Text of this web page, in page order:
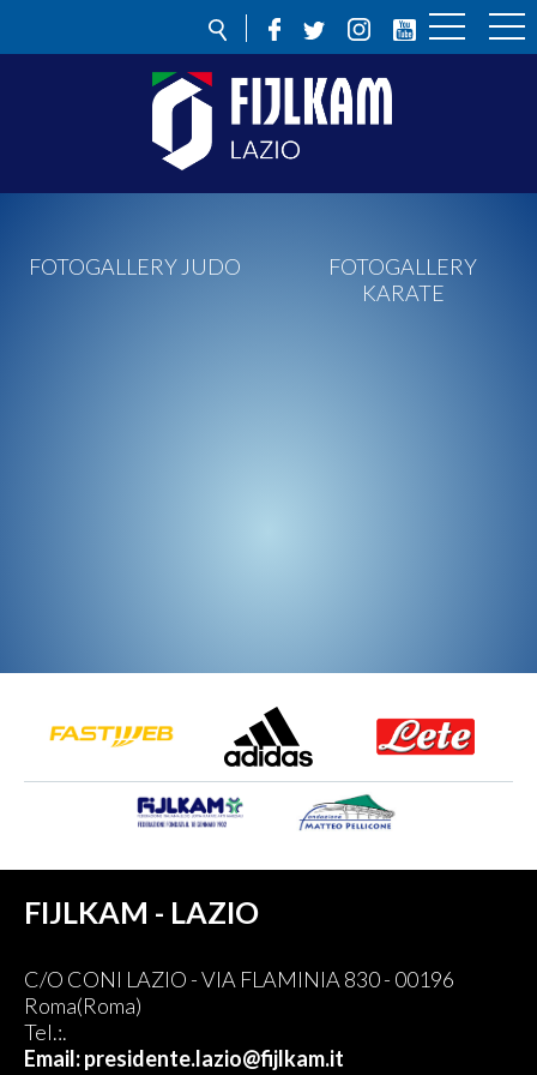
FOTOGALLERY JUDO
FOTOGALLERY
KARATE
FIJLKAM - LAZIO
C/O CONI LAZIO - VIA FLAMINIA 830 - 00196
Roma(Roma)
Tel.:.
Email: presidente.lazio@fijlkam.it